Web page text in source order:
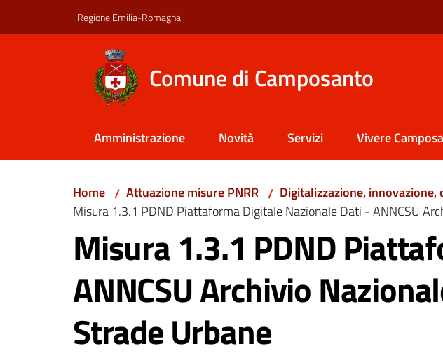
Regione Emilia-Romagna
Comune di Camposanto
Amministrazione Novità Servizi Vivere
Home / Attuazione misure PNRR / Digitalizzazione,
Misura 1.3.1 PDND Piattaforma Digitale Nazionale Dati - ANNCSU
Misura 1.3.1 PDND
ANNCSU Archivio
Strade Urbane